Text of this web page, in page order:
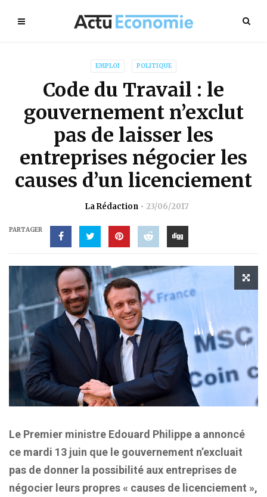
EMPLOI POLITIQUE
Code du Travail : le
gouvernement n’exclut
pas de laisser les
entreprises négocier les
causes d’un licenciement
La Rédaction 23/06/2017
PARTAGER
Le Premier ministre Edouard Philippe a annoncé
ce mardi 13 juin que le gouvernement n’excluait
pas de donner la possibilité aux entreprises de
négocier leurs propres « causes de licenciement »,